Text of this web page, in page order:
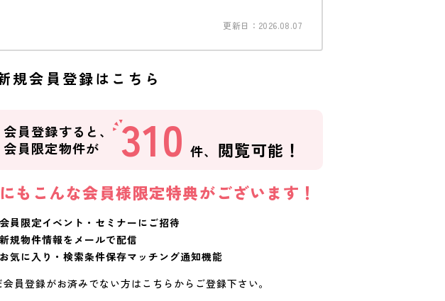
更新日：2026.08.07
規会員登録はこちら
会員登録すると、
会員限定物件が
310 件、 閲覧可能！
もこんな会員様限定特典がございます！
会員限定イベント・セミナーにご招待
新規物件情報をメールで配信
お気に入り・検索条件保存マッチング通知機能
会員登録がお済みでない方はこちらからご登録下さい。